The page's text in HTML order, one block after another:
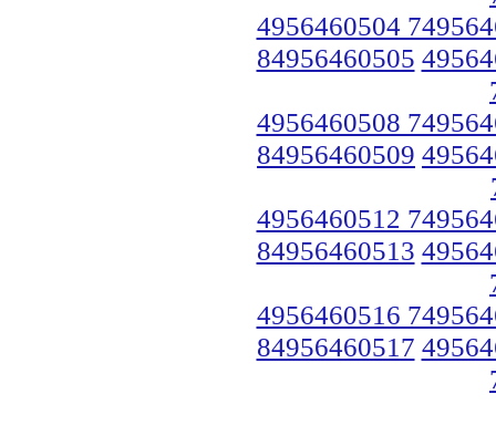
4956460504
84956460505
4956460508
84956460509
4956460512
84956460513
4956460516
84956460517